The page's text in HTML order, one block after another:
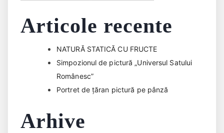
Articole recente
NATURĂ STATICĂ CU FRUCTE
Simpozionul de pictură „Universul Satului
Românesc”
Portret de țăran pictură pe pânză
Arhive